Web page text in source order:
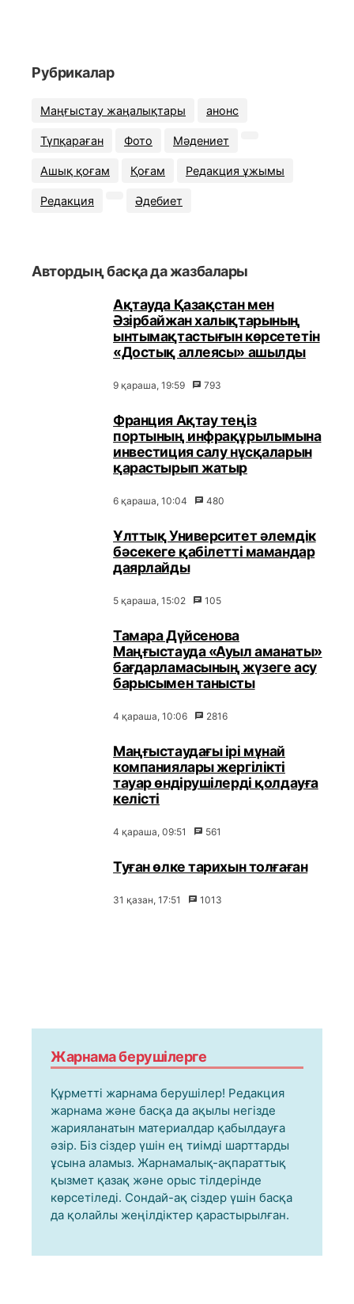
Рубрикалар
Маңғыстау жаңалықтары анонс
Түпқараған Фото Мәдениет
Ашық қоғам Қоғам Редакция ұжымы
Редакция Әдебиет
Автордың басқа да жазбалары
Ақтауда Қазақстан мен
Әзірбайжан халықтарының
ынтымақтастығын көрсететін
«Достық аллеясы» ашылды
9 қараша, 19:59 793
Франция Ақтау теңіз
портының инфрақұрылымына
инвестиция салу нұсқаларын
қарастырып жатыр
6 қараша, 10:04 480
Ұлттық Университет әлемдік
бәсекеге қабілетті мамандар
даярлайды
5 қараша, 15:02 105
Тамара Дүйсенова
Маңғыстауда «Ауыл аманаты»
бағдарламасының жүзеге асу
барысымен танысты
4 қараша, 10:06 2816
Маңғыстаудағы ірі мұнай
компаниялары жергілікті
тауар өндірушілерді қолдауға
келісті
4 қараша, 09:51 561
Туған өлке тарихын толғаған
31 қазан, 17:51 1013
Жарнама берушілерге
Құрметті жарнама берушілер! Редакция
жарнама және басқа да ақылы негізде
жарияланатын материалдар қабылдауға
әзір. Біз сіздер үшін ең тиімді шарттарды
ұсына аламыз. Жарнамалық-ақпараттық
қызмет қазақ және орыс тілдерінде
көрсетіледі. Сондай-ақ сіздер үшін басқа
да қолайлы жеңілдіктер қарастырылған.